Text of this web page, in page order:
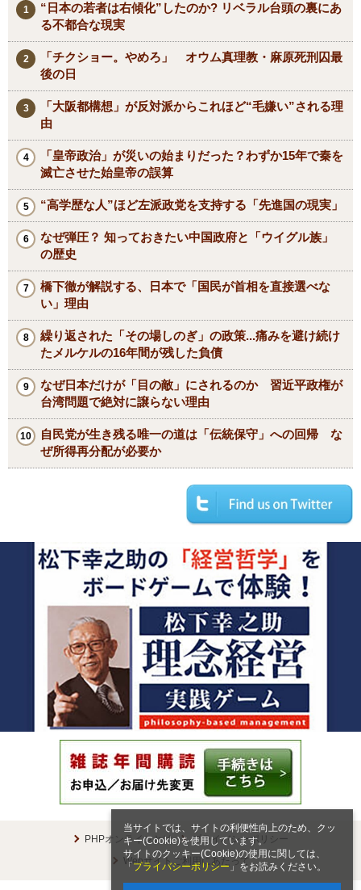
当サイトでは、サイトの利便性向上のため、クッ
キー(Cookie)を使用しています。
サイトのクッキー(Cookie)の使用に関しては、
「 プライバシーポリシー 」をお読みください。
“日本の若者は右傾化”したのか? リベラル台頭の裏にあ
る不都合な現実
「チクショー。やめろ」 オウム真理教・麻原死刑囚最
後の日
「大阪都構想」が反対派からこれほど“毛嫌い”される理
由
「皇帝政治」が災いの始まりだった？わずか15年で秦を
滅亡させた始皇帝の誤算
“高学歴な人”ほど左派政党を支持する「先進国の現実」
なぜ弾圧？ 知っておきたい中国政府と「ウイグル族」
の歴史
橋下徹が解説する、日本で「国民が首相を直接選べな
い」理由
繰り返された「その場しのぎ」の政策...痛みを避け続け
たメルケルの16年間が残した負債
なぜ日本だけが「目の敵」にされるのか 習近平政権が
台湾問題で絶対に譲らない理由
自民党が生き残る唯一の道は「伝統保守」への回帰 な
ぜ所得再分配が必要か
PHPオンラインとは
プライバシーポリシー
Webサイトご利用にあたって